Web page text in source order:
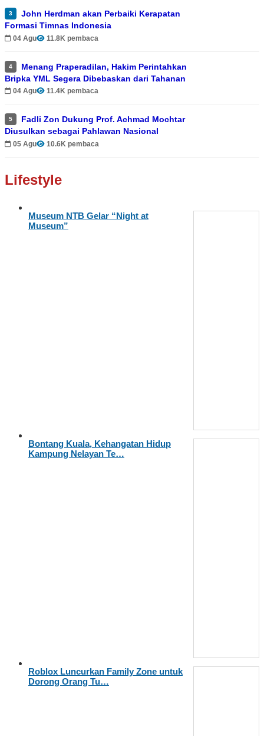
3
John Herdman akan Perbaiki Kerapatan
Formasi Timnas Indonesia
04 Agu 11.8K pembaca
4
Menang Praperadilan, Hakim Perintahkan
Bripka YML Segera Dibebaskan dari Tahanan
04 Agu 11.4K pembaca
5
Fadli Zon Dukung Prof. Achmad Mochtar
Diusulkan sebagai Pahlawan Nasional
05 Agu 10.6K pembaca
Lifestyle
Museum NTB Gelar “Night at
Museum”
Bontang Kuala, Kehangatan Hidup
Kampung Nelayan Te…
Roblox Luncurkan Family Zone untuk
Dorong Orang Tu…